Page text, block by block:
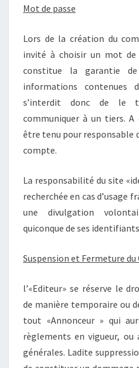
Mot de passe
Lors de la création du
invité à choisir un mot de
constitue la garantie
informations
s’interdit donc de le
communiquer à un tiers.
être tenu pour responsable
compte.
La responsabilité du site
recherchée en cas d’usage
une divulgation
quiconque de ses
Suspension et Fermeture
l’«Editeur» se réserve le
de manière temporaire ou
tout «Annonceur » qui
règlements en vigueur, ou
générales. Ladite